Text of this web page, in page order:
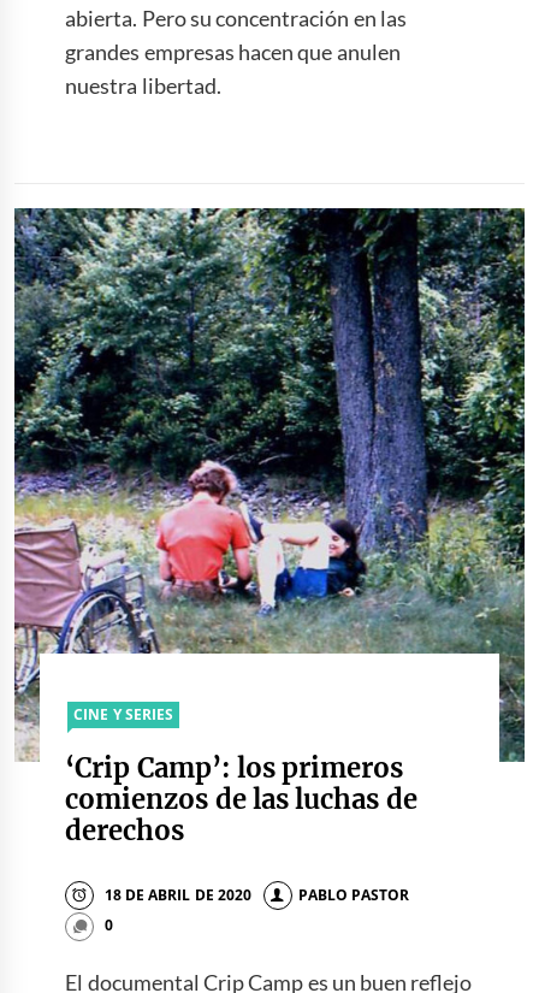
abierta. Pero su concentración en las
grandes empresas hacen que anulen
nuestra libertad.
CINE Y SERIES
‘Crip Camp’: los primeros
comienzos de las luchas de
derechos
18 DE ABRIL DE 2020
PABLO PASTOR
0
El documental Crip Camp es un buen reflejo